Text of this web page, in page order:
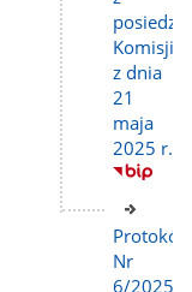
Komisji
z dnia
21
maja
2025 r.
do
Protokół
Nr
6/2025